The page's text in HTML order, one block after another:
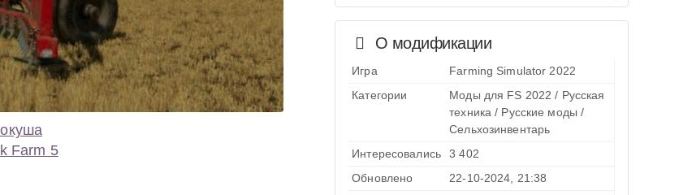
О модификации
Игра
Farming Simulator 2022
Категории
Моды для FS 2022 / Русская
техника / Русские моды /
Сельхозинвентарь
Интересовались
3 402
Обновлено
22-10-2024, 21:38